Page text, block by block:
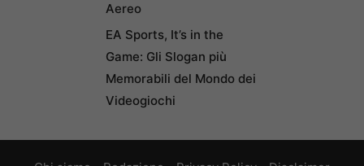
Aereo
EA Sports, It’s in the
Game: Gli Slogan più
Memorabili del Mondo dei
Videogiochi